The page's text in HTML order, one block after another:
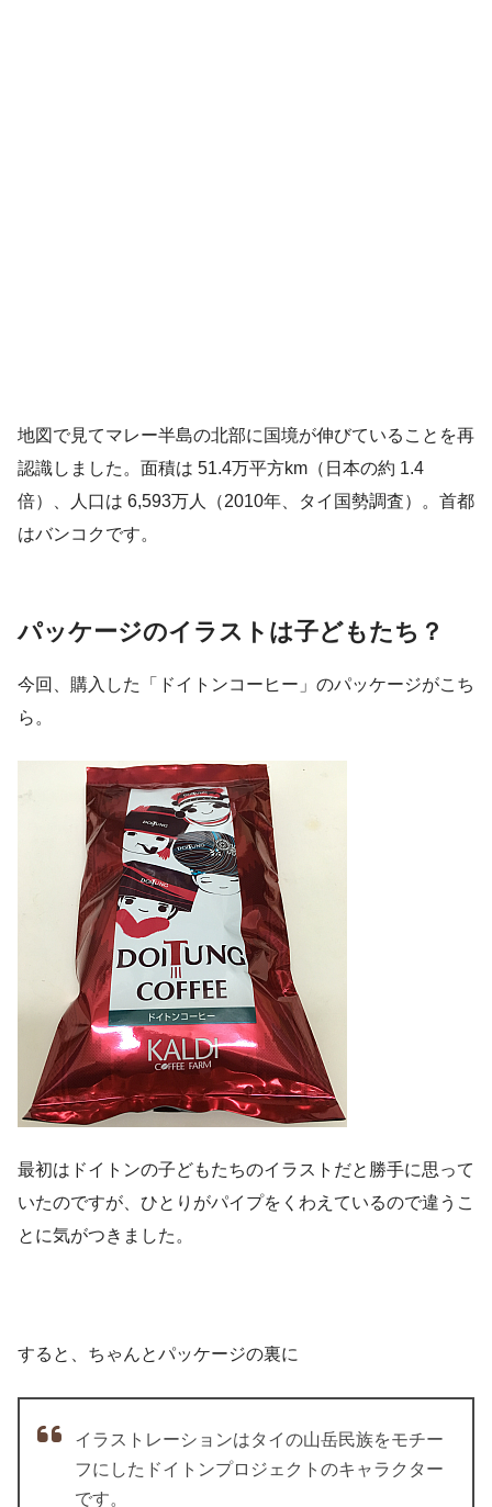
地図で見てマレー半島の北部に国境が伸びていることを再
認識しました。面積は 51.4万平方km（日本の約 1.4
倍）、人口は 6,593万人（2010年、タイ国勢調査）。首都
はバンコクです。
パッケージのイラストは子どもたち？
今回、購入した「ドイトンコーヒー」のパッケージがこち
ら。
最初はドイトンの子どもたちのイラストだと勝手に思って
いたのですが、ひとりがパイプをくわえているので違うこ
とに気がつきました。
すると、ちゃんとパッケージの裏に
イラストレーションはタイの山岳民族をモチー
フにしたドイトンプロジェクトのキャラクター
です。